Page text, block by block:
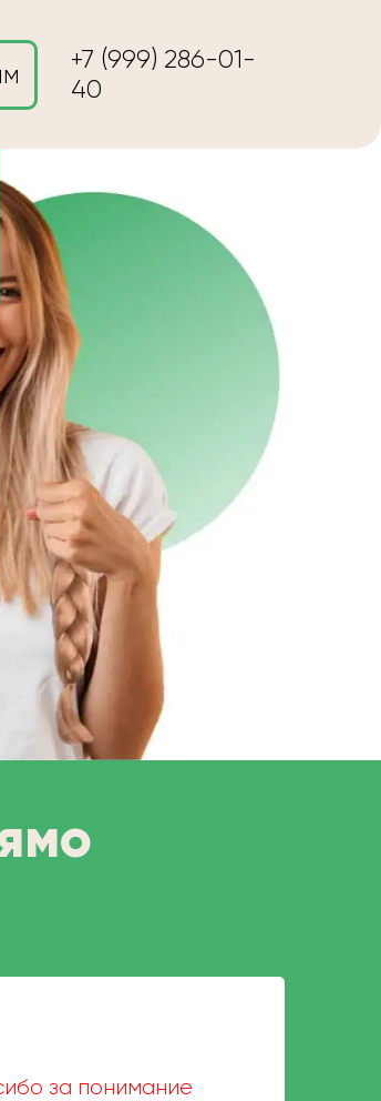
+7 (999) 286-01-
40
за понимание